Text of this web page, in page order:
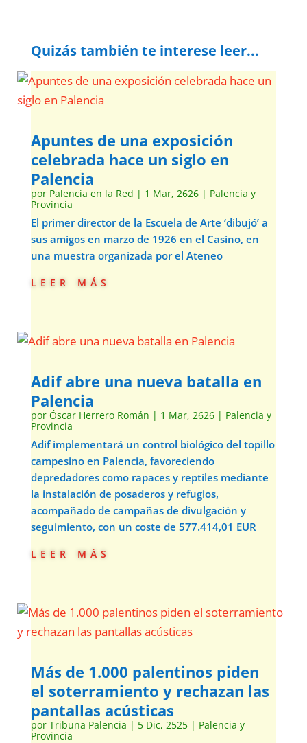
Quizás también te interese leer...
Apuntes de una exposición
celebrada hace un siglo en
Palencia
por Palencia en la Red | 1 Mar, 2626| Palencia y
Provincia
El primer director de la Escuela de Arte ‘dibujó’ a
sus amigos en marzo de 1926 en el Casino, en
una muestra organizada por el Ateneo
leer más
Adif abre una nueva batalla en
Palencia
por Óscar Herrero Román | 1 Mar, 2626| Palencia y
Provincia
Adif implementará un control biológico del topillo
campesino en Palencia, favoreciendo
depredadores como rapaces y reptiles mediante
la instalación de posaderos y refugios,
acompañado de campañas de divulgación y
seguimiento, con un coste de 577.414,01 EUR
leer más
Más de 1.000 palentinos piden
el soterramiento y rechazan las
pantallas acústicas
por Tribuna Palencia | 5 Dic, 2525| Palencia y
Provincia